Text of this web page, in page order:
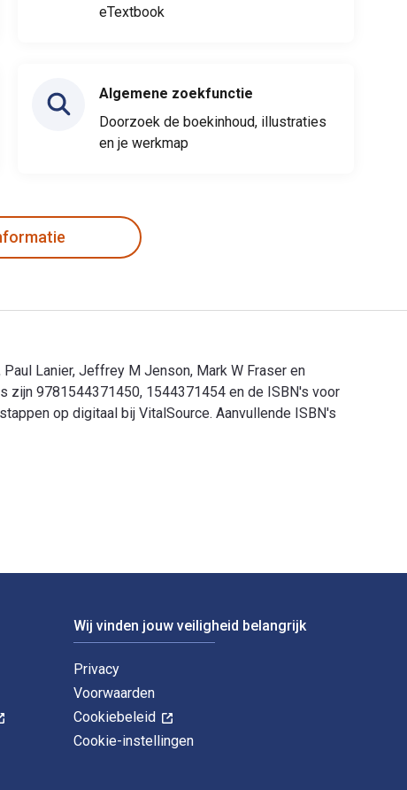
eTextbook
Algemene zoekfunctie
Doorzoek de boekinhoud, illustraties
en je werkmap
Lanier, Jeffrey M Jenson, Mark W Fraser en
zijn 9781544371450, 1544371454 en de ISBN's voor
op digitaal bij VitalSource. Aanvullende ISBN's
Wij vinden jouw veiligheid belangrijk
Privacy
Voorwaarden
Cookiebeleid
Cookie-instellingen